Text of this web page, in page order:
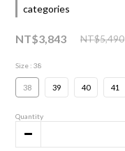
categories
NT$3,843 NT$5,490
Size : 38
38 39 40 41
Quantity